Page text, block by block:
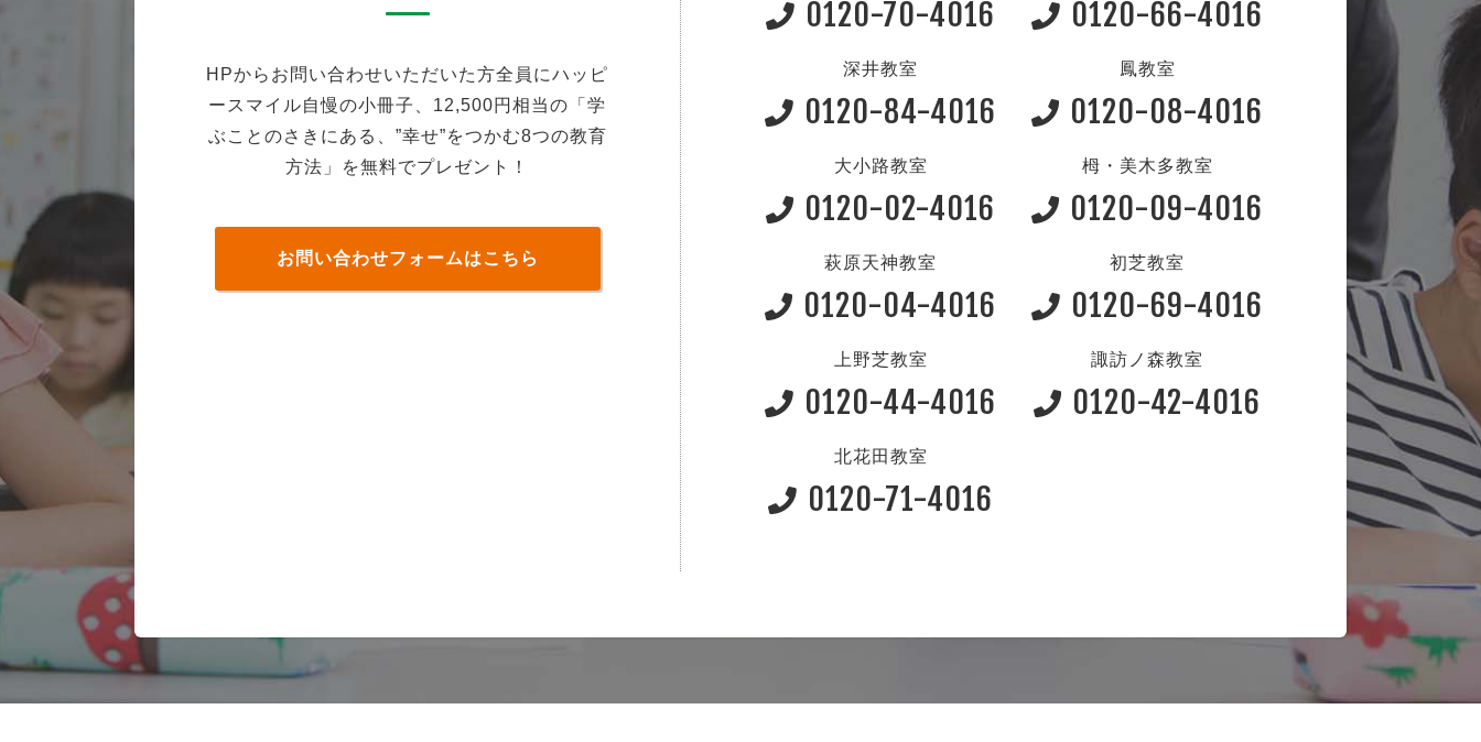
HPからお問い合わせいただいた方全員にハッピ
ースマイル自慢の小冊子、12,500円相当の「学
ぶことのさきにある、”幸せ”をつかむ8つの教育
方法」を無料でプレゼント！
お問い合わせフォームはこちら
0120-70-4016 0120-66-4016
深井教室
0120-84-4016
鳳教室
0120-08-4016
大小路教室
0120-02-4016
栂・美木多教室
0120-09-4016
萩原天神教室
0120-04-4016
初芝教室
0120-69-4016
上野芝教室
0120-44-4016
諏訪ノ森教室
0120-42-4016
北花田教室
0120-71-4016